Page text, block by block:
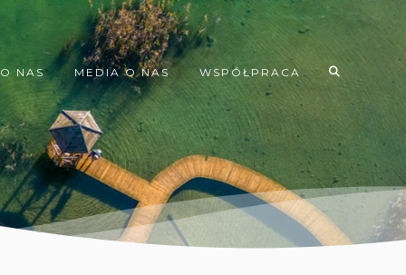
O NAS MEDIA O NAS WSPÓŁPRACA